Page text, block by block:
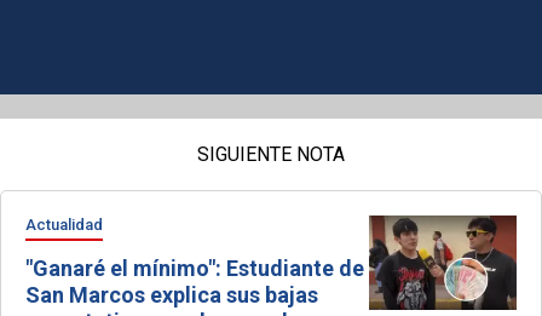
SIGUIENTE NOTA
Actualidad
"Ganaré el mínimo": Estudiante de
San Marcos explica sus bajas